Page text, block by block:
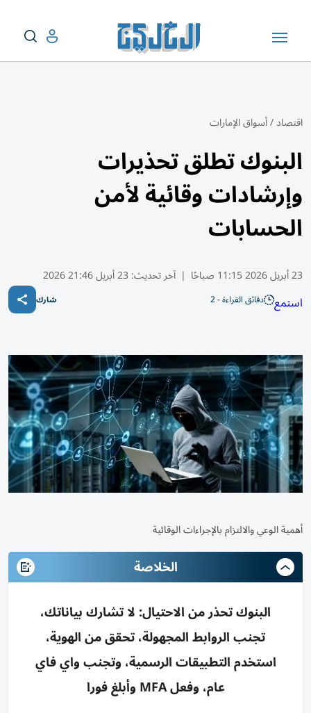
اقتصاد/أسواق الإمارات
البنوك تطلق تحذيرات
وإرشادات وقائية لأمن
الحسابات
23 أبريل 2026 11:15 صباحًا | آخر تحديث: 23 أبريل 21:46 2026
استمع دقائق القراءة - 2 شارك
أهمية الوعي والالتزام بالإجراءات الوقائية
الخلاصة
البنوك تحذر من الاحتيال: لا تشارك بياناتك،
تجنب الروابط المجهولة، تحقق من الهوية،
استخدم التطبيقات الرسمية، وتجنب واي فاي
عام، وفعل MFA وأبلغ فورا